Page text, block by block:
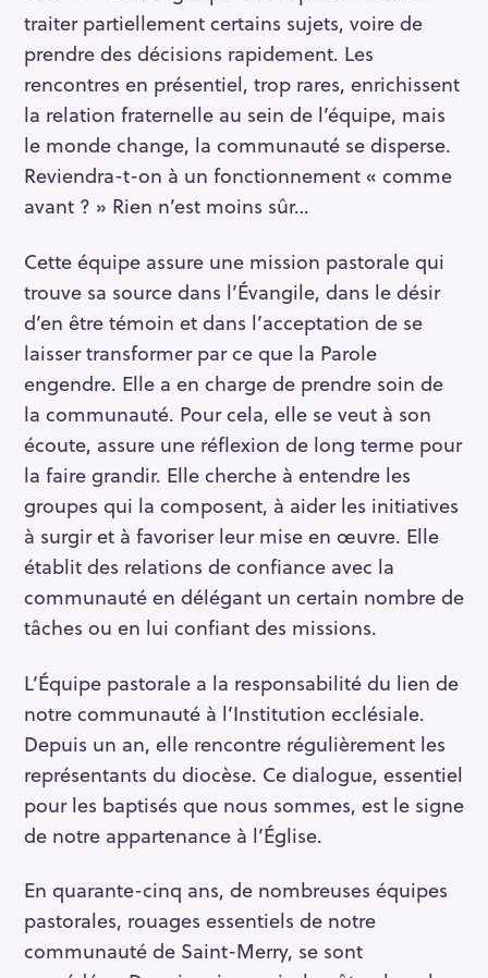
traiter partiellement certains sujets, voire de
prendre des décisions rapidement. Les
rencontres en présentiel, trop rares, enrichissent
la relation fraternelle au sein de l’équipe, mais
le monde change, la communauté se disperse.
Reviendra-t-on à un fonctionnement « comme
avant ? » Rien n’est moins sûr…
Cette équipe assure une mission pastorale qui
trouve sa source dans l’Évangile, dans le désir
d’en être témoin et dans l’acceptation de se
laisser transformer par ce que la Parole
engendre. Elle a en charge de prendre soin de
la communauté. Pour cela, elle se veut à son
écoute, assure une réflexion de long terme pour
la faire grandir. Elle cherche à entendre les
groupes qui la composent, à aider les initiatives
à surgir et à favoriser leur mise en œuvre. Elle
établit des relations de confiance avec la
communauté en délégant un certain nombre de
tâches ou en lui confiant des missions.
L’Équipe pastorale a la responsabilité du lien de
notre communauté à l’Institution ecclésiale.
Depuis un an, elle rencontre régulièrement les
représentants du diocèse. Ce dialogue, essentiel
pour les baptisés que nous sommes, est le signe
de notre appartenance à l’Église.
En quarante-cinq ans, de nombreuses équipes
pastorales, rouages essentiels de notre
communauté de Saint-Merry, se sont
S